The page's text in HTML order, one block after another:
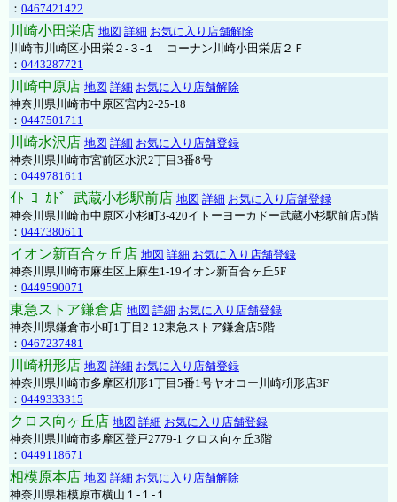
： 0467421422
川崎小田栄店 地図 詳細 お気に入り店舗解除
川崎市川崎区小田栄２‐３‐１ コーナン川崎小田栄店２Ｆ
： 0443287721
川崎中原店 地図 詳細 お気に入り店舗解除
神奈川県川崎市中原区宮内2-25-18
： 0447501711
川崎水沢店 地図 詳細 お気に入り店舗登録
神奈川県川崎市宮前区水沢2丁目3番8号
： 0449781611
ｲﾄｰﾖｰｶﾄﾞｰ武蔵小杉駅前店 地図 詳細 お気に入り店舗登録
神奈川県川崎市中原区小杉町3-420イトーヨーカドー武蔵小杉駅前店5階
： 0447380611
イオン新百合ヶ丘店 地図 詳細 お気に入り店舗登録
神奈川県川崎市麻生区上麻生1-19イオン新百合ヶ丘5F
： 0449590071
東急ストア鎌倉店 地図 詳細 お気に入り店舗登録
神奈川県鎌倉市小町1丁目2-12東急ストア鎌倉店5階
： 0467237481
川崎枡形店 地図 詳細 お気に入り店舗登録
神奈川県川崎市多摩区枡形1丁目5番1号ヤオコー川崎枡形店3F
： 0449333315
クロス向ヶ丘店 地図 詳細 お気に入り店舗登録
神奈川県川崎市多摩区登戸2779-1 クロス向ヶ丘3階
： 0449118671
相模原本店 地図 詳細 お気に入り店舗解除
神奈川県相模原市横山１-１-１